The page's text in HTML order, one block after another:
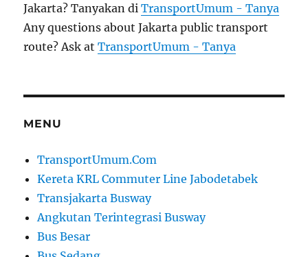
Jakarta? Tanyakan diTransportUmum - Tanya
Any questions about Jakarta public transport
route? Ask atTransportUmum - Tanya
MENU
TransportUmum.Com
Kereta KRL Commuter Line Jabodetabek
Transjakarta Busway
Angkutan Terintegrasi Busway
Bus Besar